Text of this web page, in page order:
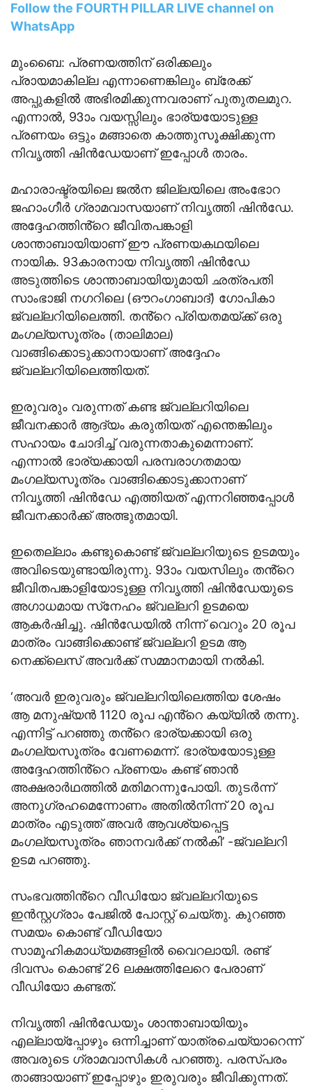
Follow the FOURTH PILLAR LIVE channel on
WhatsApp
മുംബൈ: പ്രണയത്തിന് ഒരിക്കലും
പ്രായമാകില്ല എന്നാണെങ്കിലും ബ്രേക്ക്
അപ്പുകളിൽ അഭിരമിക്കുന്നവരാണ് പുതുതലമുറ.
എന്നാൽ, 93ാം വയസ്സിലും ഭാര്യയോടുള്ള
പ്രണയം ഒട്ടും മങ്ങാതെ കാത്തുസൂക്ഷിക്കുന്ന
നിവൃത്തി ഷിൻഡേയാണ് ഇപ്പോൾ താരം.
മഹാരാഷ്ട്രയിലെ ജല്‍ന ജില്ലയിലെ അംഭോറ
ജഹാംഗീര്‍ ഗ്രാമവാസയാണ് നിവൃത്തി ഷിന്‍ഡേ.
അദ്ദേഹത്തിൻ്റെ ജീവിതപങ്കാളി
ശാന്താബായിയാണ് ഈ പ്രണയകഥയിലെ
നായിക. 93കാരനായ നിവൃത്തി ഷിന്‍ഡേ
അടുത്തിടെ ശാന്താബായിയുമായി ഛത്രപതി
സാംഭാജി നഗറിലെ (ഔറംഗാബാദ്) ഗോപികാ
ജ്വല്ലറിയിലെത്തി. തൻ്റെ പ്രിയതമയ്ക്ക് ഒരു
മംഗല്യസൂത്രം (താലിമാല)
വാങ്ങിക്കൊടുക്കാനായാണ് അദ്ദേഹം
ജ്വല്ലറിയിലെത്തിയത്.
ഇരുവരും വരുന്നത് കണ്ട ജ്വല്ലറിയിലെ
ജീവനക്കാര്‍ ആദ്യം കരുതിയത് എന്തെങ്കിലും
സഹായം ചോദിച്ച് വരുന്നതാകുമെന്നാണ്.
എന്നാല്‍ ഭാര്യക്കായി പരമ്പരാഗതമായ
മംഗല്യസൂത്രം വാങ്ങിക്കൊടുക്കാനാണ്
നിവൃത്തി ഷിന്‍ഡേ എത്തിയത് എന്നറിഞ്ഞപ്പോള്‍
ജീവനക്കാർക്ക് അത്ഭുതമായി.
ഇതെല്ലാം കണ്ടുകൊണ്ട് ജ്വല്ലറിയുടെ ഉടമയും
അവിടെയുണ്ടായിരുന്നു. 93ാം വയസിലും തൻ്റെ
ജീവിതപങ്കാളിയോടുള്ള നിവൃത്തി ഷിന്‍ഡേയുടെ
അഗാധമായ സ്‌നേഹം ജ്വല്ലറി ഉടമയെ
ആകര്‍ഷിച്ചു. ഷിന്‍ഡേയില്‍ നിന്ന് വെറും 20 രൂപ
മാത്രം വാങ്ങിക്കൊണ്ട് ജ്വല്ലറി ഉടമ ആ
നെക്ക്‌ലെസ് അവര്‍ക്ക് സമ്മാനമായി നല്‍കി.
‘അവര്‍ ഇരുവരും ജ്വല്ലറിയിലെത്തിയ ശേഷം
ആ മനുഷ്യന്‍ 1120 രൂപ എൻ്റെ കയ്യില്‍ തന്നു.
എന്നിട്ട് പറഞ്ഞു തൻ്റെ ഭാര്യക്കായി ഒരു
മംഗല്യസൂത്രം വേണമെന്ന്. ഭാര്യയോടുള്ള
അദ്ദേഹത്തിൻ്റെ പ്രണയം കണ്ട് ഞാന്‍
അക്ഷരാര്‍ഥത്തില്‍ മതിമറന്നുപോയി. തുടര്‍ന്ന്
അനുഗ്രഹമെന്നോണം അതില്‍നിന്ന് 20 രൂപ
മാത്രം എടുത്ത് അവര്‍ ആവശ്യപ്പെട്ട
മംഗല്യസൂത്രം ഞാനവര്‍ക്ക് നല്‍കി’ -ജ്വല്ലറി
ഉടമ പറഞ്ഞു.
സംഭവത്തിൻ്റെ വീഡിയോ ജ്വല്ലറിയുടെ
ഇൻസ്റ്റഗ്രാം പേജിൽ പോസ്റ്റ് ചെയ്തു. കുറഞ്ഞ
സമയം കൊണ്ട് വീഡിയോ
സാമൂഹികമാധ്യമങ്ങളിൽ വൈറലായി. രണ്ട്
ദിവസം കൊണ്ട് 26 ലക്ഷത്തിലേറെ പേരാണ്
വീഡിയോ കണ്ടത്.
നിവൃത്തി ഷിന്‍ഡേയും ശാന്താബായിയും
എല്ലായ്‌പ്പോഴും ഒന്നിച്ചാണ് യാത്രചെയ്യാറെന്ന്
അവരുടെ ഗ്രാമവാസികള്‍ പറഞ്ഞു. പരസ്പരം
താങ്ങായാണ് ഇപ്പോഴും ഇരുവരും ജീവിക്കുന്നത്.